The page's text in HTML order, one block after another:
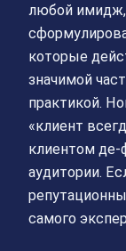
любой имидж,
которые
значимой
практикой.
«клиент
клиентом де-
аудитории.
самого